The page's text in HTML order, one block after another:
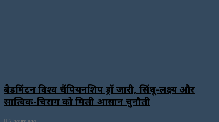
बैडमिंटन विश्व चैंपियनशिप ड्रॉ जारी, सिंधू-लक्ष्य और
सात्विक-चिराग को मिली आसान चुनौती